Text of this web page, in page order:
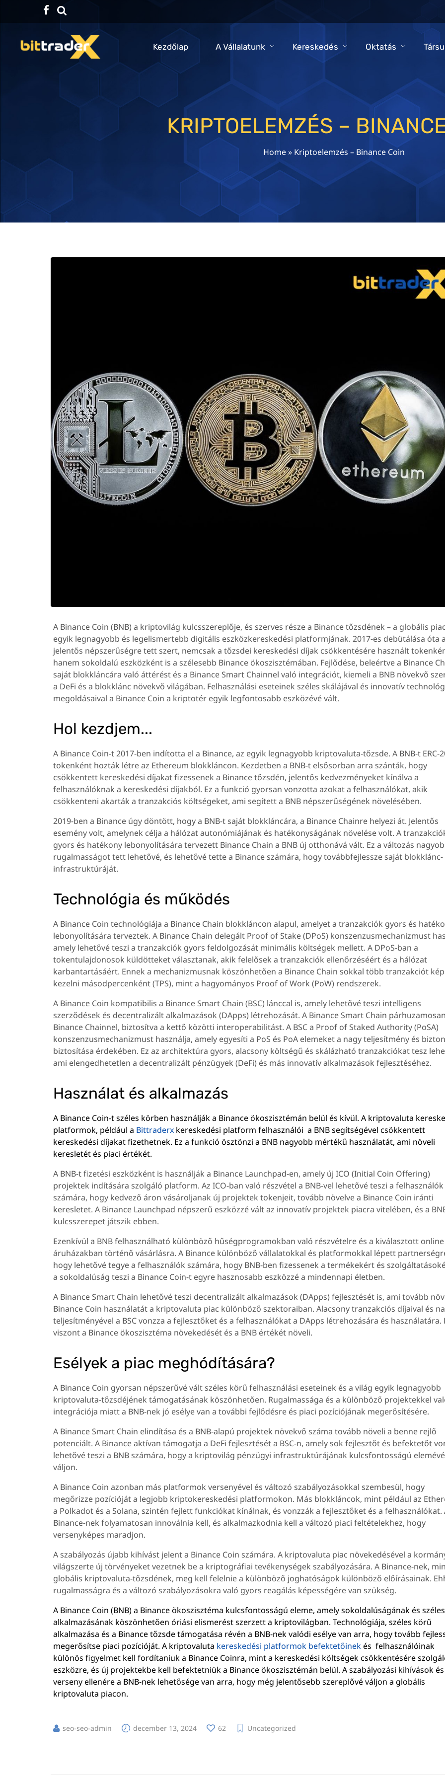
Facebook
TikTok
Kezdőlap A Vállalatunk Kereskedés Oktatás
KRIPTOELEMZÉS –
Home» Kriptoelemzés – Binance Coin
A Binance Coin (BNB) a kriptovilág kulcsszereplője, és szerves része a Binance tőzsdének – a globális piac
egyik legnagyobb és legelismertebb digitális eszközkereskedési platformjának. 2017-es debütálása óta
jelentős népszerűségre tett szert, nemcsak a tőzsdei kereskedési díjak csökkentésére használt
hanem sokoldalú eszközként is a szélesebb Binance ökoszisztémában. Fejlődése, beleértve a Binance
saját blokkláncára való áttérést és a Binance Smart Chainnel való integrációt, kiemeli a BNB növekvő
a DeFi és a blokklánc növekvő világában. Felhasználási eseteinek széles skálájával és innovatív
megoldásaival a Binance Coin a kriptotér egyik legfontosabb eszközévé vált.
Hol kezdjem...
A Binance Coin-t 2017-ben indította el a Binance, az egyik legnagyobb kriptovaluta-tőzsde. A BNB-t ERC-
tokenként hozták létre az Ethereum blokkláncon. Kezdetben a BNB-t elsősorban arra szánták, hogy
csökkentett kereskedési díjakat fizessenek a Binance tőzsdén, jelentős kedvezményeket kínálva a
felhasználóknak a kereskedési díjakból. Ez a funkció gyorsan vonzotta azokat a felhasználókat, akik
csökkenteni akarták a tranzakciós költségeket, ami segített a BNB népszerűségének növelésében.
2019-ben a Binance úgy döntött, hogy a BNB-t saját blokkláncára, a Binance Chainre helyezi át. Jelentős
esemény volt, amelynek célja a hálózat autonómiájának és hatékonyságának növelése volt. A
gyors és hatékony lebonyolítására tervezett Binance Chain a BNB új otthonává vált. Ez a változás
rugalmasságot tett lehetővé, és lehetővé tette a Binance számára, hogy továbbfejlessze saját blokklánc-
infrastruktúráját.
Technológia és működés
A Binance Coin technológiája a Binance Chain blokkláncon alapul, amelyet a tranzakciók gyors és
lebonyolítására terveztek. A Binance Chain delegált Proof of Stake (DPoS) konszenzusmechanizmust
amely lehetővé teszi a tranzakciók gyors feldolgozását minimális költségek mellett. A DPoS-ban a
tokentulajdonosok küldötteket választanak, akik felelősek a tranzakciók ellenőrzéséért és a hálózat
karbantartásáért. Ennek a mechanizmusnak köszönhetően a Binance Chain sokkal több tranzakciót
kezelni másodpercenként (TPS), mint a hagyományos Proof of Work (PoW) rendszerek.
A Binance Coin kompatibilis a Binance Smart Chain (BSC) lánccal is, amely lehetővé teszi intelligens
szerződések és decentralizált alkalmazások (DApps) létrehozását. A Binance Smart Chain
Binance Chainnel, biztosítva a kettő közötti interoperabilitást. A BSC a Proof of Staked Authority (PoSA)
konszenzusmechanizmust használja, amely egyesíti a PoS és PoA elemeket a nagy teljesítmény és
biztosítása érdekében. Ez az architektúra gyors, alacsony költségű és skálázható tranzakciókat tesz
ami elengedhetetlen a decentralizált pénzügyek (DeFi) és más innovatív alkalmazások fejlesztéséhez.
Használat és alkalmazás
A Binance Coin-t széles körben használják a Binance ökoszisztémán belül és kívül. A kriptovaluta
platformok, például a Bittraderx kereskedési platform felhasználói a BNB segítségével csökkentett
kereskedési díjakat fizethetnek. Ez a funkció ösztönzi a BNB nagyobb mértékű használatát, ami növeli
keresletét és piaci értékét.
A BNB-t fizetési eszközként is használják a Binance Launchpad-en, amely új ICO (Initial Coin Offering)
projektek indítására szolgáló platform. Az ICO-ban való részvétel a BNB-vel lehetővé teszi a felhasználók
számára, hogy kedvező áron vásároljanak új projektek tokenjeit, tovább növelve a Binance Coin iránti
keresletet. A Binance Launchpad népszerű eszközzé vált az innovatív projektek piacra vitelében, és a
kulcsszerepet játszik ebben.
Ezenkívül a BNB felhasználható különböző hűségprogramokban való részvételre és a kiválasztott online
áruházakban történő vásárlásra. A Binance különböző vállalatokkal és platformokkal lépett
hogy lehetővé tegye a felhasználók számára, hogy BNB-ben fizessenek a termékekért és
a sokoldalúság teszi a Binance Coin-t egyre hasznosabb eszközzé a mindennapi életben.
A Binance Smart Chain lehetővé teszi decentralizált alkalmazások (DApps) fejlesztését is, ami tovább
Binance Coin használatát a kriptovaluta piac különböző szektoraiban. Alacsony tranzakciós díjaival és
teljesítményével a BSC vonzza a fejlesztőket és a felhasználókat a DApps létrehozására és használatára.
viszont a Binance ökoszisztéma növekedését és a BNB értékét növeli.
Esélyek a piac meghódítására?
A Binance Coin gyorsan népszerűvé vált széles körű felhasználási eseteinek és a világ egyik legnagyobb
kriptovaluta-tőzsdéjének támogatásának köszönhetően. Rugalmassága és a különböző projektekkel
integrációja miatt a BNB-nek jó esélye van a további fejlődésre és piaci pozíciójának megerősítésére.
A Binance Smart Chain elindítása és a BNB-alapú projektek növekvő száma tovább növeli a benne rejlő
potenciált. A Binance aktívan támogatja a DeFi fejlesztését a BSC-n, amely sok fejlesztőt és befektetőt
lehetővé teszi a BNB számára, hogy a kriptovilág pénzügyi infrastruktúrájának kulcsfontosságú elemévé
váljon.
A Binance Coin azonban más platformok versenyével és változó szabályozásokkal szembesül, hogy
megőrizze pozícióját a legjobb kriptokereskedési platformokon. Más blokkláncok, mint például az
a Polkadot és a Solana, szintén fejlett funkciókat kínálnak, és vonzzák a fejlesztőket és a felhasználókat.
Binance-nek folyamatosan innoválnia kell, és alkalmazkodnia kell a változó piaci feltételekhez, hogy
versenyképes maradjon.
A szabályozás újabb kihívást jelent a Binance Coin számára. A kriptovaluta piac növekedésével a
világszerte új törvényeket vezetnek be a kriptográfiai tevékenységek szabályozására. A Binance-nek,
globális kriptovaluta-tőzsdének, meg kell felelnie a különböző joghatóságok különböző előírásainak.
rugalmasságra és a változó szabályozásokra való gyors reagálás képességére van szükség.
A Binance Coin (BNB) a Binance ökoszisztéma kulcsfontosságú eleme, amely sokoldalúságának és
alkalmazásának köszönhetően óriási elismerést szerzett a kriptovilágban. Technológiája, széles körű
alkalmazása és a Binance tőzsde támogatása révén a BNB-nek valódi esélye van arra, hogy tovább
megerősítse piaci pozícióját. A kriptovaluta kereskedési platformok befektetőinekés felhasználóinak
különös figyelmet kell fordítaniuk a Binance Coinra, mint a kereskedési költségek csökkentésére
eszközre, és új projektekbe kell befektetniük a Binance ökoszisztémán belül. A szabályozási kihívások és
verseny ellenére a BNB-nek lehetősége van arra, hogy még jelentősebb szereplővé váljon a globális
kriptovaluta piacon.
seo-seo-admin december 13, 2024 62 Uncategorized